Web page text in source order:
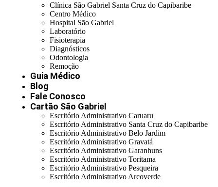
Clínica São Gabriel Santa Cruz do Capibaribe
Centro Médico
Hospital São Gabriel
Laboratório
Fisioterapia
Diagnósticos
Odontologia
Remoção
Guia Médico
Blog
Fale Conosco
Cartão São Gabriel
Escritório Administrativo Caruaru
Escritório Administrativo Santa Cruz do Capibaribe
Escritório Administrativo Belo Jardim
Escritório Administrativo Gravatá
Escritório Administrativo Garanhuns
Escritório Administrativo Toritama
Escritório Administrativo Pesqueira
Escritório Administrativo Arcoverde